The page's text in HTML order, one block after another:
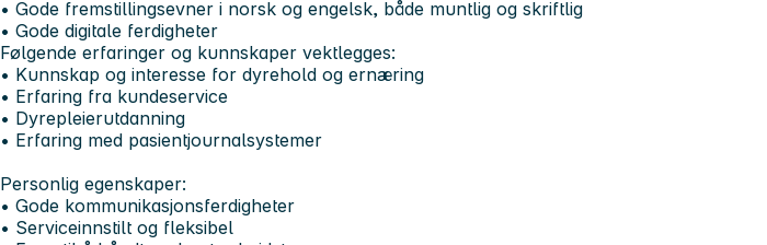
• Gode fremstillingsevner i norsk og engelsk, både muntlig og skriftlig
• Gode digitale ferdigheter
Følgende erfaringer og kunnskaper vektlegges:
• Kunnskap og interesse for dyrehold og ernæring
• Erfaring fra kundeservice
• Dyrepleierutdanning
• Erfaring med pasientjournalsystemer
Personlig egenskaper:
• Gode kommunikasjonsferdigheter
• Serviceinnstilt og fleksibel